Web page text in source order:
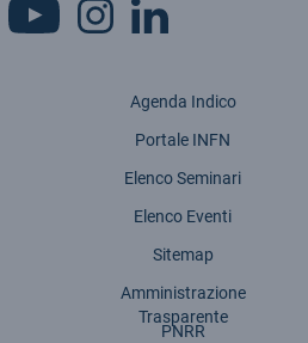
Agenda Indico
Portale INFN
Elenco Seminari
Elenco Eventi
Sitemap
Amministrazione
Trasparente
PNRR